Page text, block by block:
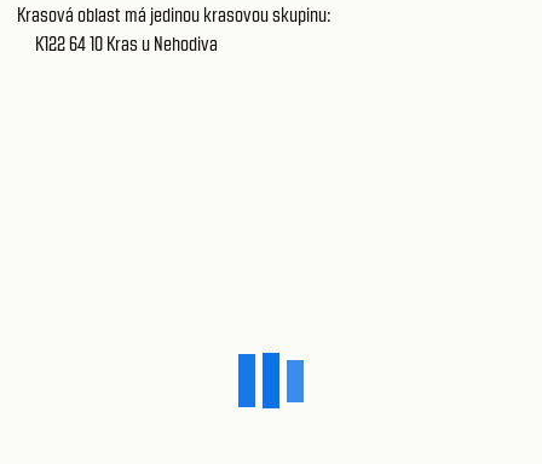
Krasová oblast má jedinou krasovou skupinu:
K122 64 10 Kras u Nehodiva